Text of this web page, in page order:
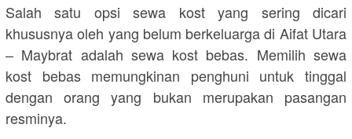
Salah satu opsi sewa kost yang sering dicari
khususnya oleh yang belum berkeluarga di Aifat Utara
– Maybrat adalah sewa kost bebas. Memilih sewa
kost bebas memungkinan penghuni untuk tinggal
dengan orang yang bukan merupakan pasangan
resminya.